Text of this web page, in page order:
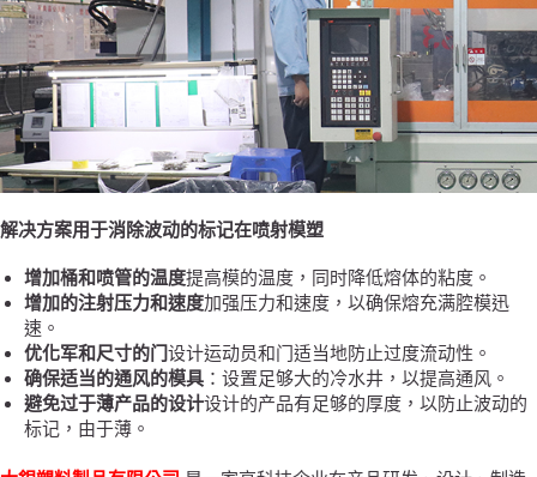
解决方案用于消除波动的标记在喷射模塑
增加桶和喷管的温度提高模的温度，同时降低熔体的粘度。
增加的注射压力和速度加强压力和速度，以确保熔充满腔模迅
速。
优化军和尺寸的门设计运动员和门适当地防止过度流动性。
确保适当的通风的模具 ：设置足够大的冷水井，以提高通风。
避免过于薄产品的设计设计的产品有足够的厚度，以防止波动的
标记，由于薄。